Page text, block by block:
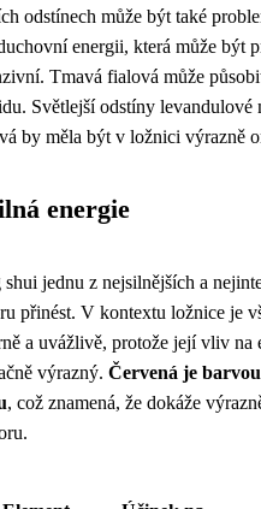
odstínech může být také
energii, která může být
Tmavá fialová může
Světlejší odstíny levandulové
by měla být v ložnici výrazně
energie
jednu z nejsilnějších a
přinést. V kontextu ložnice je
a uvážlivě, protože její vliv na
výrazný. Červená je
, což znamená, že dokáže